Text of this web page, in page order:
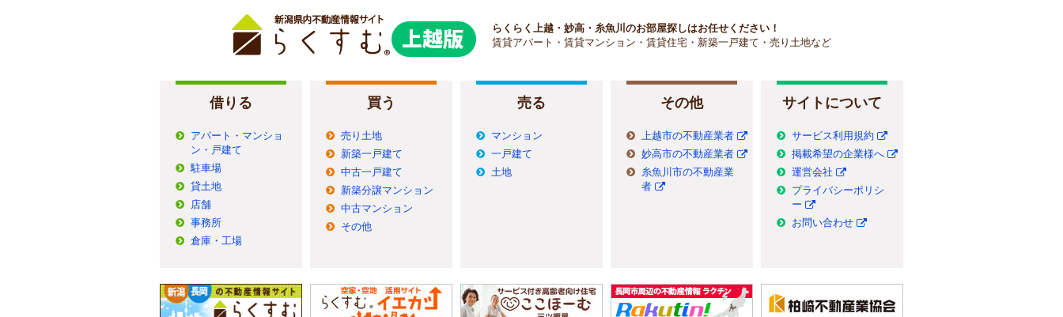
らくらく上越・妙高・糸魚川のお部屋探しはお任せください！
賃貸アパート・賃貸マンション・賃貸住宅・新築一戸建て・売り土地など
借りる
アパート・マンショ
ン・戸建て
駐車場
貸土地
店舗
事務所
倉庫・工場
買う
売り土地
新築一戸建て
中古一戸建て
新築分譲マンション
中古マンション
その他
売る
マンション
一戸建て
土地
その他
上越市の不動産業者
妙高市の不動産業者
糸魚川市の不動産業
者
サイトについて
サービス利用規約
掲載希望の企業様へ
運営会社
プライバシーポリシ
ー
お問い合わせ